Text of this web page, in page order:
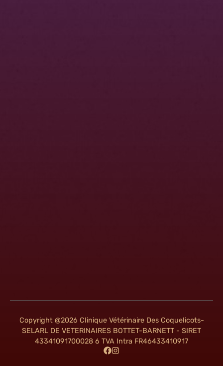
Copyright @2026 Clinique Vétérinaire Des Coquelicots-
SELARL DE VETERINAIRES BOTTET-BARNETT - SIRET
43341091700028 6 TVA Intra FR46433410917